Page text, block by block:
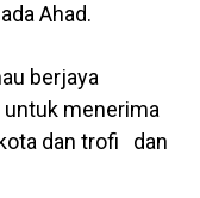
Ahad.
berjaya
menerima
dan trofi dan